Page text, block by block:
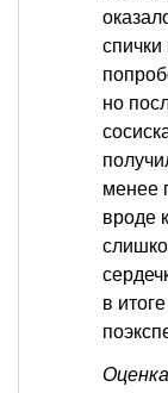
спички
но
менее
вроде
в